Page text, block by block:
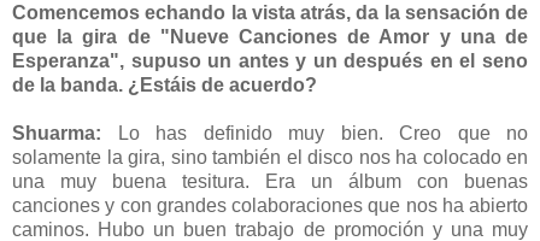
Comencemos echando la vista atrás, da la sensación de
que la gira de "Nueve Canciones de Amor y una de
Esperanza", supuso un antes y un después en el seno
de la banda. ¿Estáis de acuerdo?
Shuarma: Lo has definido muy bien. Creo que no
solamente la gira, sino también el disco nos ha colocado en
una muy buena tesitura. Era un álbum con buenas
canciones y con grandes colaboraciones que nos ha abierto
caminos. Hubo un buen trabajo de promoción y una muy